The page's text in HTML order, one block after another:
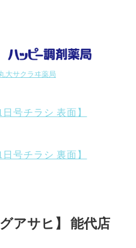
大サクラヰ薬局
号チラシ 表面】
号チラシ 裏面】
アサヒ】 能代店